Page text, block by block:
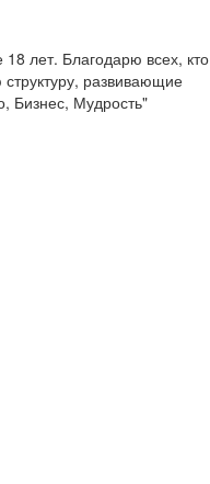
лет. Благодарю всех, кто
развивающие
Бизнес, Мудрость"